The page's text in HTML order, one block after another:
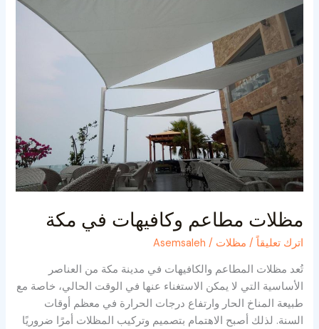
مظلات مطاعم وكافيهات في مكة
اترك تعليقاً / مظلات /
Asemsaleh
تُعد مظلات المطاعم والكافيهات في مدينة مكة من العناصر
الأساسية التي لا يمكن الاستغناء عنها في الوقت الحالي، خاصة مع
طبيعة المناخ الحار وارتفاع درجات الحرارة في معظم أوقات
السنة. لذلك أصبح الاهتمام بتصميم وتركيب المظلات أمرًا ضروريًا
وكافيهات
في
مكة